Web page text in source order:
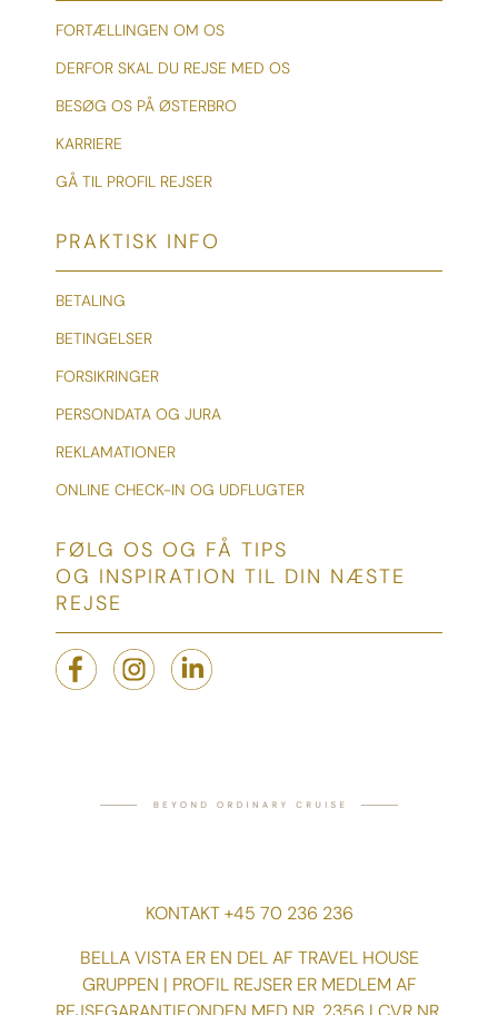
FORTÆLLINGEN OM OS
DERFOR SKAL DU REJSE MED OS
BESØG OS PÅ ØSTERBRO
KARRIERE
GÅ TIL PROFIL REJSER
PRAKTISK INFO
BETALING
BETINGELSER
FORSIKRINGER
PERSONDATA OG JURA
REKLAMATIONER
ONLINE CHECK-IN OG UDFLUGTER
FØLG OS OG FÅ TIPS
OG INSPIRATION TIL DIN NÆSTE
REJSE
KONTAKT +45 70 236 236
BELLA VISTA ER EN DEL AF TRAVEL HOUSE
GRUPPEN | PROFIL REJSER ER MEDLEM AF